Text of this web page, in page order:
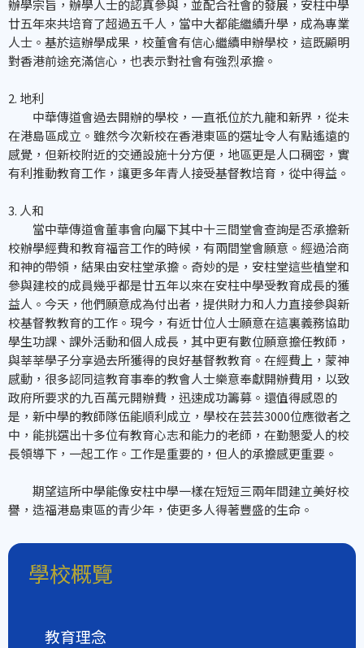
辦學宗旨，辦學人士的認真參與，並配合社會的發展，安柱中學
廿五年來共培育了超過五千人，當中大都能繼續升學，成為專業
人士。基於這辦學成果，校董會有信心繼續申辦學校，這既顯明
對香港前途充滿信心，也表示對社會有強烈承擔。
2. 地利
中華傳道會過去開辦的學校，一直祇位於九龍和新界，從未
在港島區成立。雖然今次新校在香港東區的選址令人有點遙遠的
感覺，但新校附近的交通設施十分方便，地區更是人口稠密，實
有利推動教育工作，讓更多年青人接受基督教培育，從中得益。
3. 人和
當中華傳道會董事會向屬下其中十三間堂會查詢是否承擔新
校辦學經費和教育福音工作的時候，有兩間堂會願意。經過洽商
和神的帶領，結果由安柱堂承擔。奇妙的是，安柱堂這些植堂和
參與建校的成員幾乎都是廿五年以來在安柱中學受教育成長的獲
益人。今天，他們願意成為付出者，提供財力和人力直接參與新
校基督教教育的工作。現今，有近廿位人士願意在這裏義務協助
學生功課、課外活動和個人成長，其中更有數位願意擔任教師，
與莘莘學子分享過去所獲得的良好基督教教育。在經費上，蒙神
感動，很多認同這教育事奉的教會人士樂意奉獻開辦費用，以致
政府所要求的九百萬元開辦費，迅速成功籌募。還值得感恩的
是，新中學的教師隊伍能順利成立，學校在芸芸3000位應徵者之
中，能挑選出十多位有教育心志和能力的老師，在勤懇愛人的校
長領導下，一起工作。工作是重要的，但人的承擔感更重要。
期望這所中學能像安柱中學一樣在短短三兩年間建立美好校
譽，造福港島東區的青少年，使更多人得著豐盛的生命。
學校概覽
教育理念